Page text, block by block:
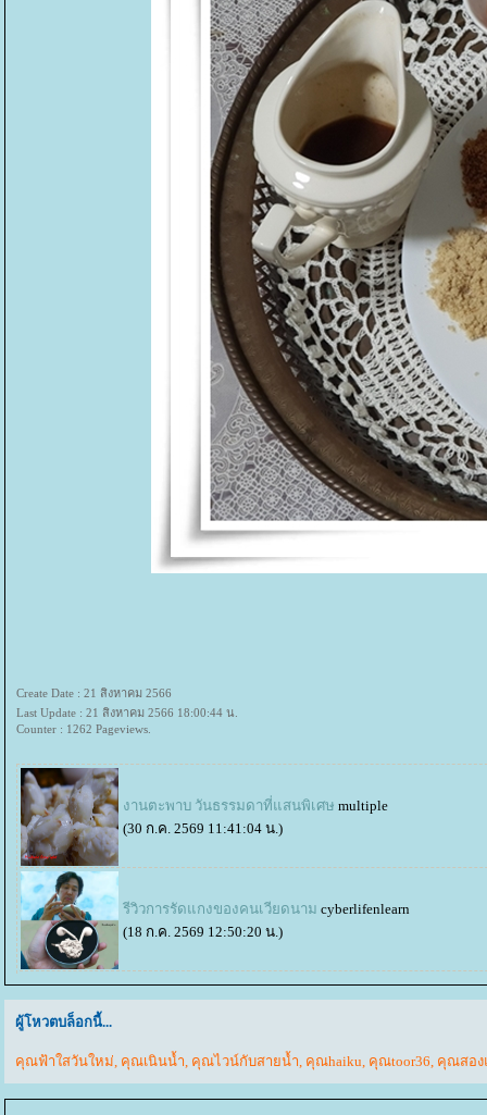
Create Date : 21 สิงหาคม 2566
Last Update : 21 สิงหาคม 2566 18:00:44 น.
Counter : 1262 Pageviews.
งานตะพาบ วันธรรมดาที่แสนพิเศษ multiple
(30 ก.ค. 2569 11:41:04 น.)
รีวิวการรัดแกงของคนเวียดนาม cyberlifenlearn
(18 ก.ค. 2569 12:50:20 น.)
ผู้โหวตบล็อกนี้...
คุณฟ้าใสวันใหม่, คุณเนินน้ำ, คุณไวน์กับสายน้ำ, คุณhaiku, คุณtoor36, คุณสอ